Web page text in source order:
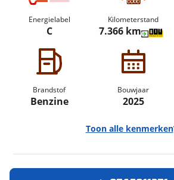
Energielabel
C
Kilometerstand
7.366 km
Brandstof
Benzine
Bouwjaar
2025
Toon alle kenmerken